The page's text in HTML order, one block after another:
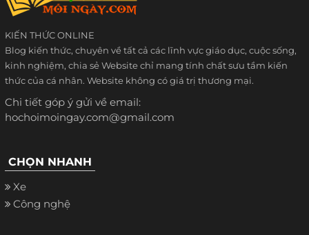
KIẾN THỨC ONLINE
Blog kiến thức, chuyên về tất cả các lĩnh vực giáo dục, cuộc sống,
kinh nghiệm, chia sẻ Website chỉ mang tính chất sưu tầm kiến
thức của cá nhân. Website không có giá trị thương mại.
Chi tiết góp ý gửi về email:
hochoimoingay.com@gmail.com
CHỌN NHANH
Xe
Công nghệ